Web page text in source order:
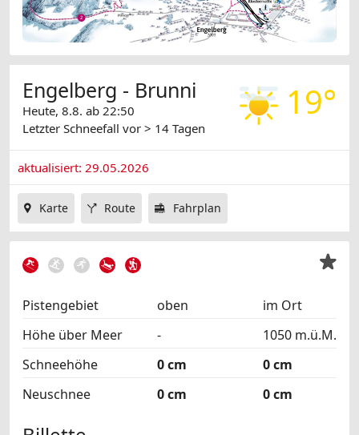
19°
Engelberg - Brunni
Heute, 8.8. ab 22:50
Letzter Schneefall vor > 14 Tagen
aktualisiert: 29.05.2026
Karte Route Fahrplan
Pistengebiet oben
im Ort
Höhe über Meer
-
1050 m.ü.M.
Schneehöhe
0 cm
0 cm
Neuschnee
0 cm 0 cm